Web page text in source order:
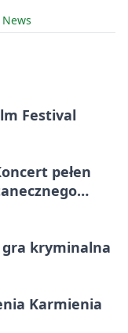
Festival
pełen
gra kryminalna
Karmienia